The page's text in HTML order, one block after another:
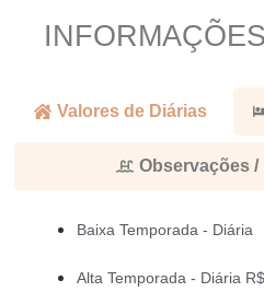
Valores de Diárias
Observações /
Baixa Temporada - Diária
Alta Temporada - Diária